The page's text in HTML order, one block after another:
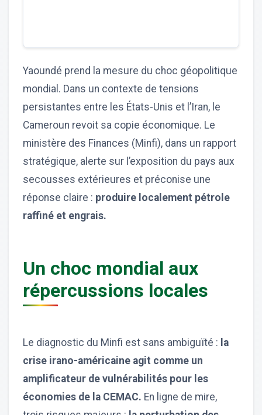
Yaoundé prend la mesure du choc géopolitique
mondial. Dans un contexte de tensions
persistantes entre les États-Unis et l’Iran, le
Cameroun revoit sa copie économique. Le
ministère des Finances (Minfi), dans un rapport
stratégique, alerte sur l’exposition du pays aux
secousses extérieures et préconise une
réponse claire : produire localement pétrole
raffiné et engrais.
Un choc mondial aux
répercussions locales
Le diagnostic du Minfi est sans ambiguïté : la
crise irano-américaine agit comme un
amplificateur de vulnérabilités pour les
économies de la CEMAC. En ligne de mire,